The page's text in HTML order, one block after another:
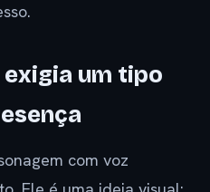
exigia um tipo
com voz